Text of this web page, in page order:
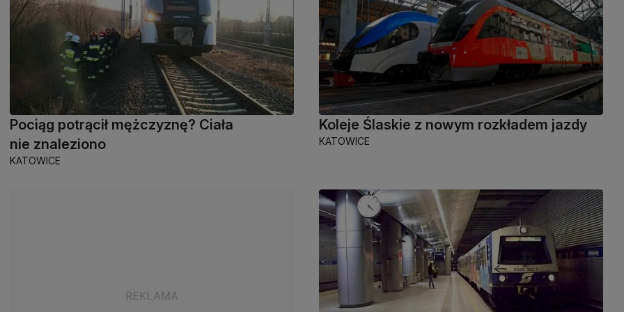
Pociąg potrącił mężczyznę? Ciała
nie znaleziono
KATOWICE
Koleje Ślaskie z nowym rozkładem jazdy
KATOWICE